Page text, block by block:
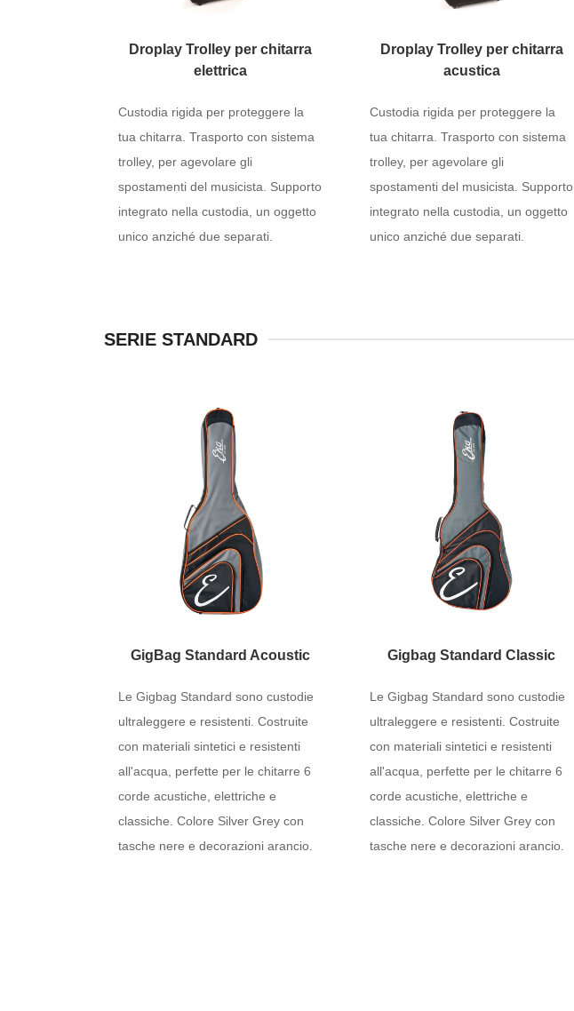
Droplay Trolley per chitarra
elettrica
Custodia rigida per proteggere la
tua chitarra. Trasporto con sistema
trolley, per agevolare gli
spostamenti del musicista. Supporto
integrato nella custodia, un oggetto
unico anziché due separati.
Droplay Trolley per chitarra
acustica
Custodia rigida per proteggere la
tua chitarra. Trasporto con sistema
trolley, per agevolare gli
spostamenti del musicista. Supporto
integrato nella custodia, un oggetto
unico anziché due separati.
SERIE STANDARD
GigBag Standard Acoustic
Le Gigbag Standard sono custodie
ultraleggere e resistenti. Costruite
con materiali sintetici e resistenti
all'acqua, perfette per le chitarre 6
corde acustiche, elettriche e
classiche. Colore Silver Grey con
tasche nere e decorazioni arancio.
Gigbag Standard Classic
Le Gigbag Standard sono custodie
ultraleggere e resistenti. Costruite
con materiali sintetici e resistenti
all'acqua, perfette per le chitarre 6
corde acustiche, elettriche e
classiche. Colore Silver Grey con
tasche nere e decorazioni arancio.